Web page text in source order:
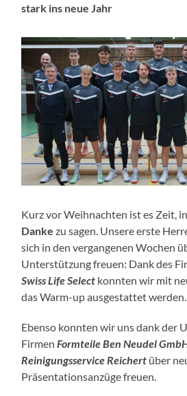
stark ins neue Jahr
Kurz vor Weihnachten ist es Zeit,
Danke zu sagen. Unsere erste
sich in den vergangenen Wochen
Unterstützung freuen: Dank des
Swiss Life Select konnten wir mit
das Warm-up ausgestattet werden.
Ebenso konnten wir uns dank der
FirmenFormteile Ben Neudel
Reinigungsservice Reichert über
Präsentationsanzüge freuen.